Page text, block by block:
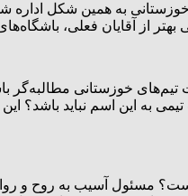
به همین شکل اداره
خوزستانی مطالبه‌گر
به این اسم نباید باشد؟
مسئول آسیب به روح و